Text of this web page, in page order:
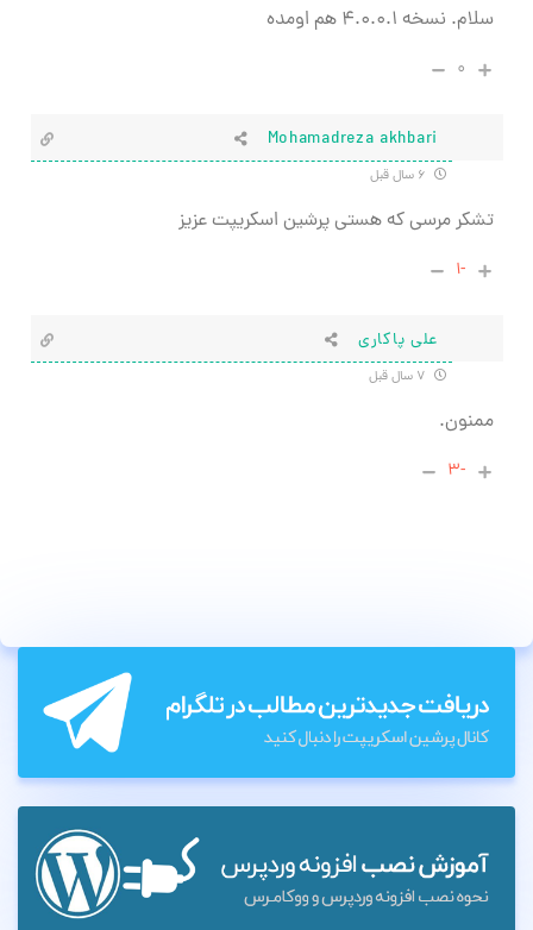
سلام. نسخه ۴.۰.۰.۱ هم اومده
۰
Mohamadreza akhbari
تشکر مرسی که هستی پرشین اسکریپت عزیز
-۱
علی پاکاری
ممنون.
-۳